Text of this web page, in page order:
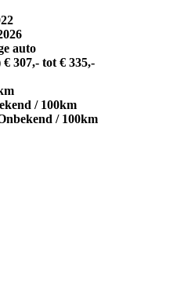
auto
€ 307,- tot € 335,-
/ 100km
/ 100km